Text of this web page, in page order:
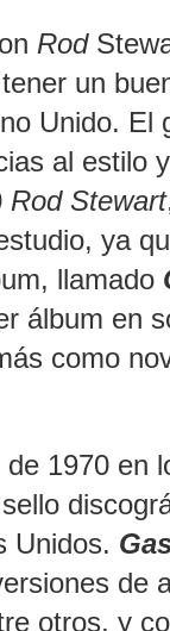
Rod
un
Unido. El
al estilo
Rod Stewart
ya
llamado
álbum en
como
1970 en
Unidos.
de
otros, y